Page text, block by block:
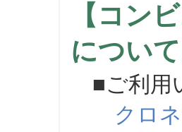
【コン
につい
■ご利用
クロ